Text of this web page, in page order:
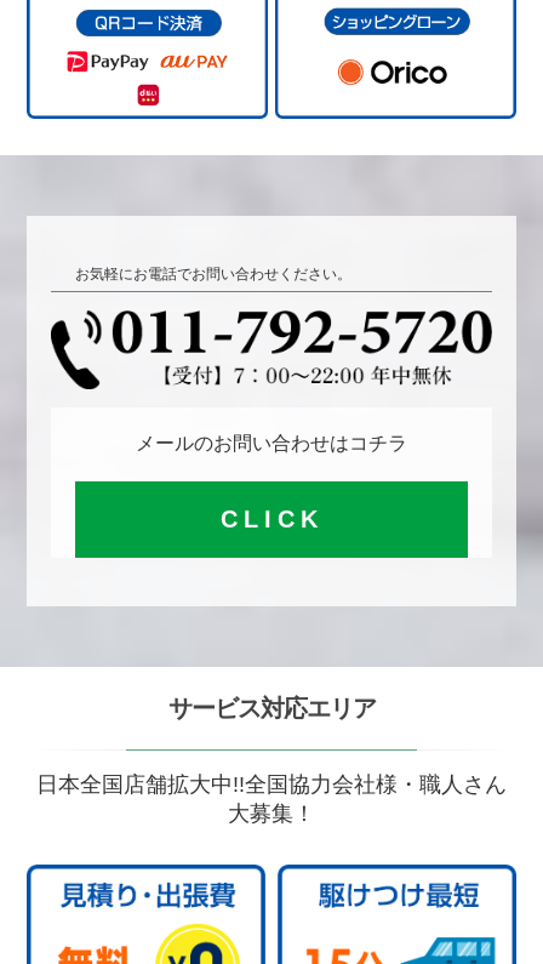
お気軽にお電話でお問い合わせください。
メールのお問い合わせはコチラ
CLICK
サービス対応エリア
日本全国店舗拡大中!!全国協力会社様・職人さん
大募集！